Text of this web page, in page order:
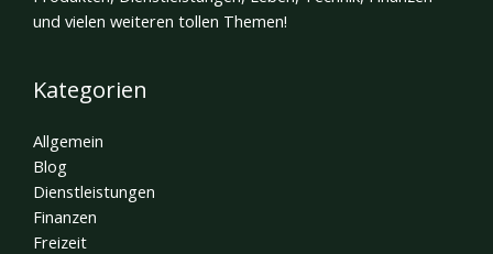
und vielen weiteren tollen Themen!
Kategorien
Allgemein
Blog
Dienstleistungen
Finanzen
Freizeit